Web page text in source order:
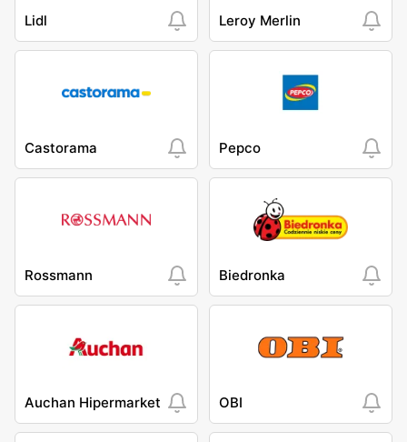
Lidl Leroy Merlin
Castorama Pepco
Rossmann Biedronka
Auchan Hipermarket OBI